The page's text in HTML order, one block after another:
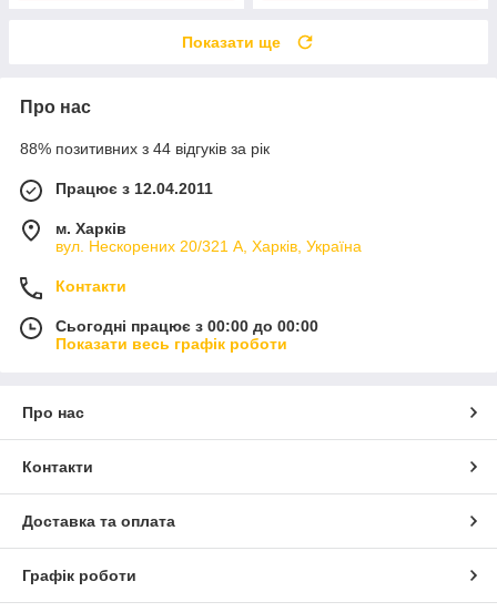
Показати ще
Про нас
88% позитивних з 44 відгуків за рік
Працює з 12.04.2011
м. Харків
вул. Нескорених 20/321 А, Харків, Україна
Контакти
Сьогодні працює з 00:00 до 00:00
Показати весь графік роботи
Про нас
Контакти
Доставка та оплата
Графік роботи